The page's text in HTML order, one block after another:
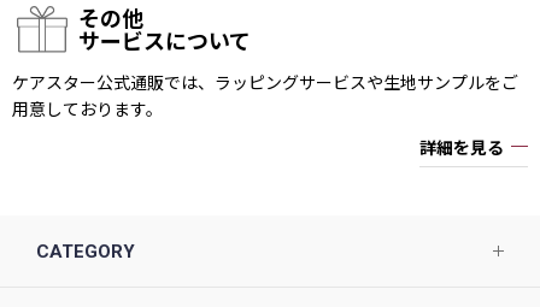
その他
サービスについて
ケアスター公式通販では、ラッピングサービスや生地サンプルをご
用意しております。
詳細を見る
CATEGORY